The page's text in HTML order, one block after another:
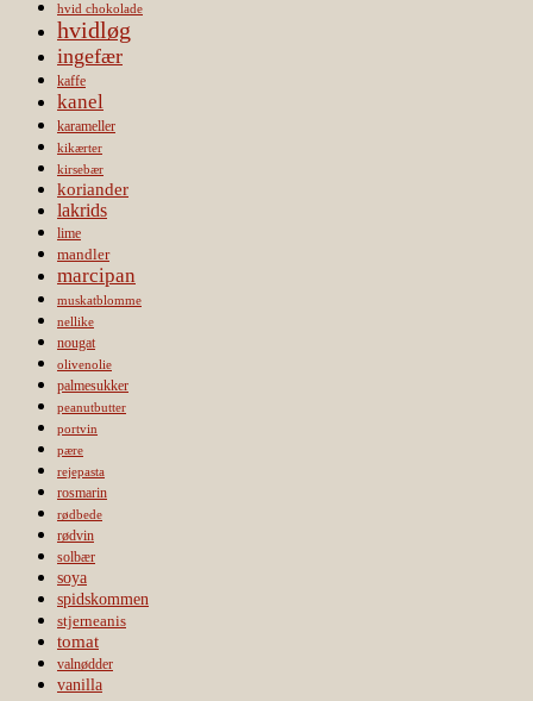
hvid chokolade
hvidløg
ingefær
kaffe
kanel
karameller
kikærter
kirsebær
koriander
lakrids
lime
mandler
marcipan
muskatblomme
nellike
nougat
olivenolie
palmesukker
peanutbutter
portvin
pære
rejepasta
rosmarin
rødbede
rødvin
solbær
soya
spidskommen
stjerneanis
tomat
valnødder
vanilla